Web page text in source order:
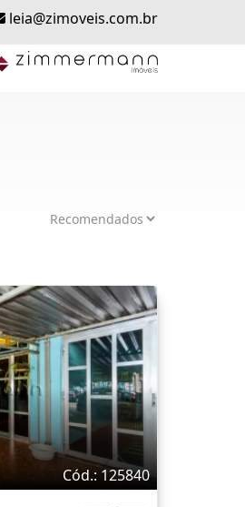
leia@zimoveis.com.br
Cód.: 125840